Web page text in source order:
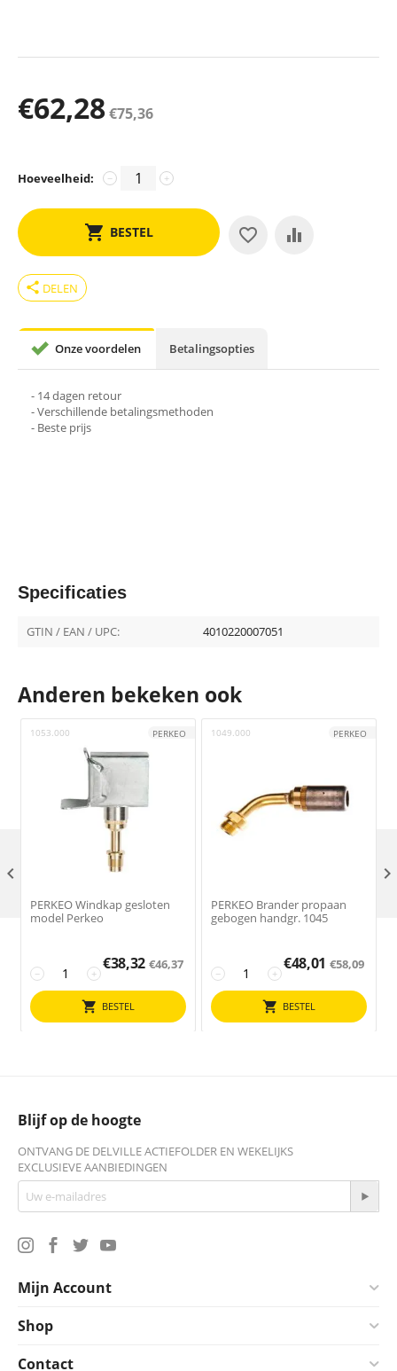
€62,28€75,36
Hoeveelheid: +
−
BESTEL
share DELEN
Onze voordelen Betalingsopties
- 14 dagen retour
- Verschillende betalingsmethoden
- Beste prijs
Specificaties
GTIN / EAN / UPC: 4010220007051
Anderen bekeken ook
1053.000 PERKEO
PERKEO Windkap gesloten
model Perkeo
+
−
€38,32 €46,37
BESTEL
1049.000 PERKEO
PERKEO Brander propaan
gebogen handgr. 1045
+
−
€48,01 €58,09
BESTEL
 
Blijf op de hoogte
ONTVANG DE DELVILLE ACTIEFOLDER EN WEKELIJKS
EXCLUSIEVE AANBIEDINGEN
Mijn Account
Shop
Contact